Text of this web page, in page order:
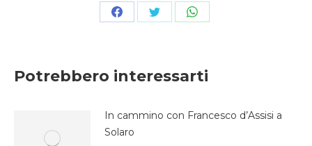
CondividiCondividiCondividi
Potrebbero interessarti
In cammino con Francesco d’Assisi a
Solaro